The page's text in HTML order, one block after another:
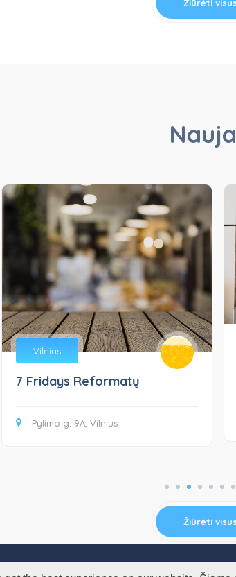
Žiūrėti visus
Vilnius
7 Fridays Reformatų
Pylimo g. 9A, Vilnius
Žiūrėti visus
© BESTpub.lt -